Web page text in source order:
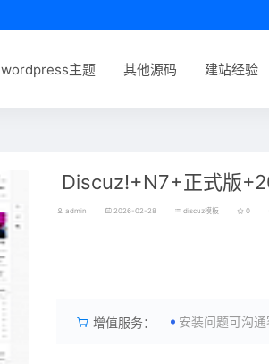
wordpress主题 其他源码 建站经验
Discuz!+N7+正式版
admin 2026-02-28 discuz模板 0
增值服务： 安装问题可沟